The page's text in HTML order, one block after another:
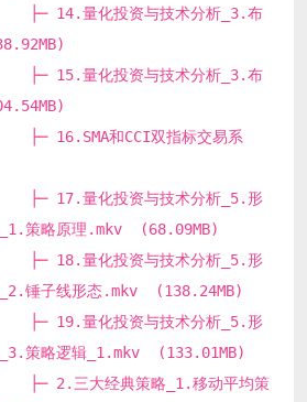
量化投资与技术分析_3.布
量化投资与技术分析_3.布
和CCI双指标交易系
量化投资与技术分析_5.形
_1.策略原理.mkv (68.09MB)
量化投资与技术分析_5.形
_2.锤子线形态.mkv (138.24MB)
量化投资与技术分析_5.形
_3.策略逻辑_1.mkv (133.01MB)
三大经典策略_1.移动平均策